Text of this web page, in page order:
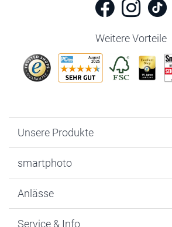
Weitere Vorteile
Unsere Produkte
Fotogeschenke
MyNameBook
smartphoto
Warum smartphoto
Anlässe
Service & Info